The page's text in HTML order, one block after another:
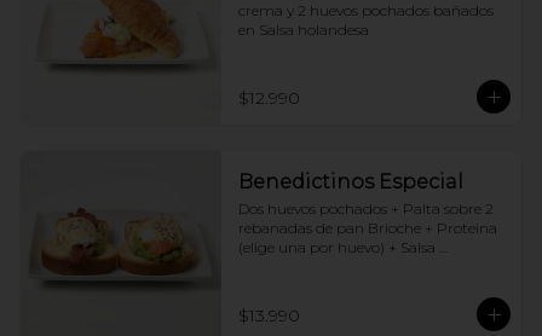
crema y 2 huevos pochados bañados
en Salsa holandesa
$12.990
Benedictinos Especial
Dos huevos pochados + Palta sobre 2
rebanadas de pan Brioche + Proteina
(elige una por huevo) + Salsa
$13.990